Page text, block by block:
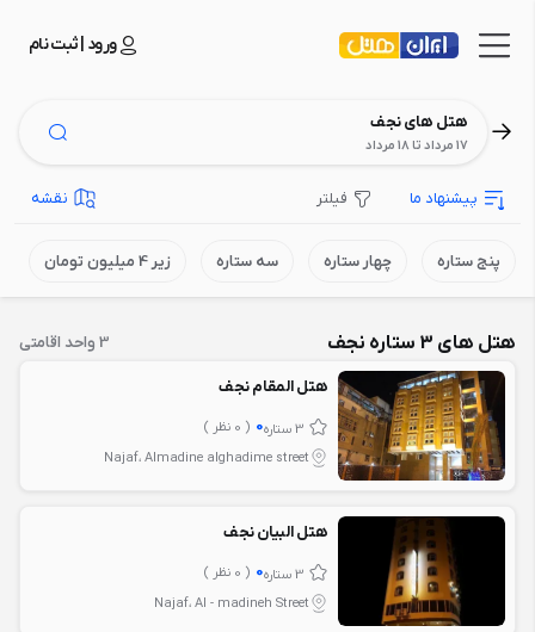
ورود | ثبت نام
هتل های نجف
17 مرداد تا 18 مرداد
پیشنهاد ما فیلتر نقشه
پنج ستاره چهار ستاره سه ستاره زیر 4 میلیون تومان
هتل های 3 ستاره نجف 3 واحد اقامتی
هتل المقام نجف
3 ستاره 0 ( 0 نظر )
Najaf، Almadine alghadime street
هتل البیان نجف
3 ستاره 0 ( 0 نظر )
Najaf، Al - madineh Street